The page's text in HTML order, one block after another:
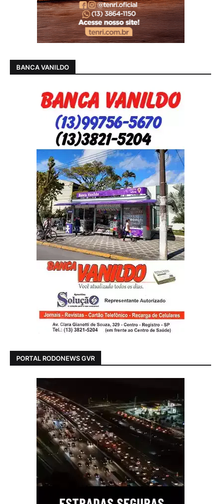
BANCA VANILDO
PORTAL RODONEWS GVR